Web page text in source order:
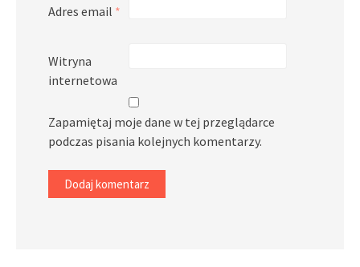
Adres email *
Witryna
internetowa
Zapamiętaj moje dane w tej przeglądarce
podczas pisania kolejnych komentarzy.